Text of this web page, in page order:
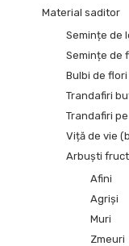
Material saditor
Semințe de
Semințe de
Bulbi de
Trandafiri
Trandafiri
Viță de vie
Arbuști
Afini
Agriși
Muri
Zmeuri